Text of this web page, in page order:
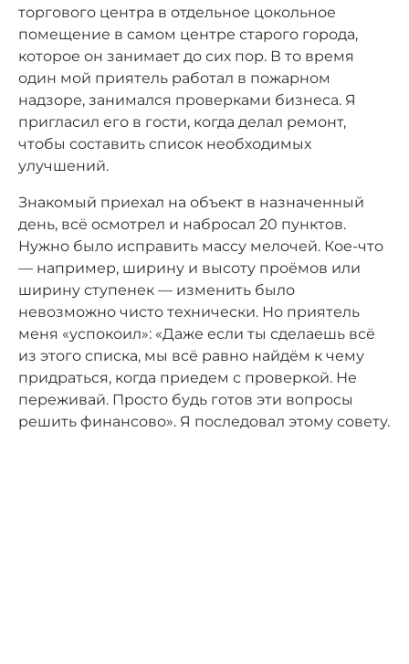
торгового центра в отдельное цокольное
помещение в самом центре старого города,
которое он занимает до сих пор. В то время
один мой приятель работал в пожарном
надзоре, занимался проверками бизнеса. Я
пригласил его в гости, когда делал ремонт,
чтобы составить список необходимых
улучшений.
Знакомый приехал на объект в назначенный
день, всё осмотрел и набросал 20 пунктов.
Нужно было исправить массу мелочей. Кое-что
— например, ширину и высоту проёмов или
ширину ступенек — изменить было
невозможно чисто технически. Но приятель
меня «успокоил»: «Даже если ты сделаешь всё
из этого списка, мы всё равно найдём к чему
придраться, когда приедем с проверкой. Не
переживай. Просто будь готов эти вопросы
решить финансово». Я последовал этому совету.